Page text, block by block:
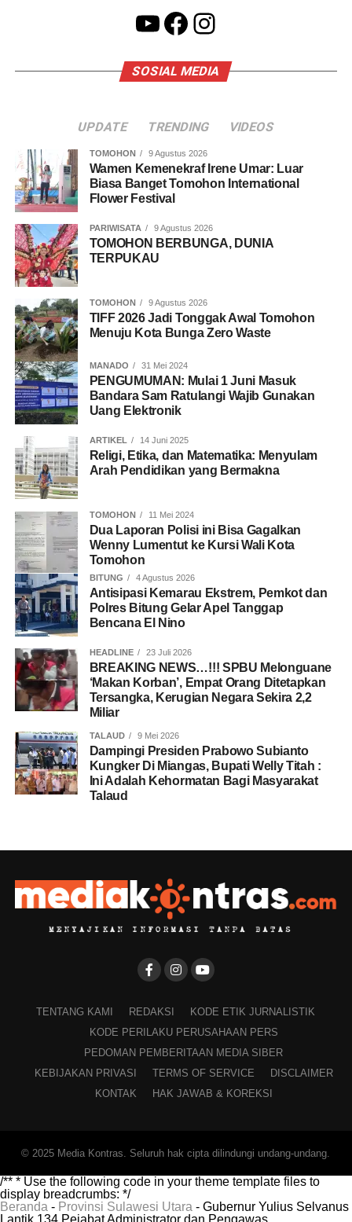
YouTube
Facebook
Instagram
SOSIAL MEDIA
UPDATE TRENDING VIDEOS
TOMOHON 9 Agustus 2026
Wamen Kemenekraf Irene Umar: Luar
Biasa Banget Tomohon International
Flower Festival
PARIWISATA 9 Agustus 2026
TOMOHON BERBUNGA, DUNIA
TERPUKAU
TOMOHON 9 Agustus 2026
TIFF 2026 Jadi Tonggak Awal Tomohon
Menuju Kota Bunga Zero Waste
MANADO 31 Mei 2024
PENGUMUMAN: Mulai 1 Juni Masuk
Bandara Sam Ratulangi Wajib Gunakan
Uang Elektronik
ARTIKEL 14 Juni 2025
Religi, Etika, dan Matematika: Menyulam
Arah Pendidikan yang Bermakna
TOMOHON 11 Mei 2024
Dua Laporan Polisi ini Bisa Gagalkan
Wenny Lumentut ke Kursi Wali Kota
Tomohon
BITUNG 4 Agustus 2026
Antisipasi Kemarau Ekstrem, Pemkot dan
Polres Bitung Gelar Apel Tanggap
Bencana El Nino
HEADLINE 23 Juli 2026
BREAKING NEWS…!!! SPBU Melonguane
‘Makan Korban’, Empat Orang Ditetapkan
Tersangka, Kerugian Negara Sekira 2,2
Miliar
TALAUD 9 Mei 2026
Dampingi Presiden Prabowo Subianto
Kungker Di Miangas, Bupati Welly Titah :
Ini Adalah Kehormatan Bagi Masyarakat
Talaud
TENTANG KAMI REDAKSI
KODE ETIK JURNALISTIK
KODE PERILAKU PERUSAHAAN PERS
PEDOMAN PEMBERITAAN MEDIA SIBER
KEBIJAKAN PRIVASI
TERMS OF SERVICE
DISCLAIMER
KONTAK
HAK JAWAB & KOREKSI
© 2025 Media Kontras. Seluruh hak cipta dilindungi undang-undang.
/** * Use the following code in your theme template files to
display breadcrumbs: */
Beranda - Provinsi Sulawesi Utara - Gubernur Yulius Selvanus
Lantik 134 Pejabat Administrator dan Pengawas